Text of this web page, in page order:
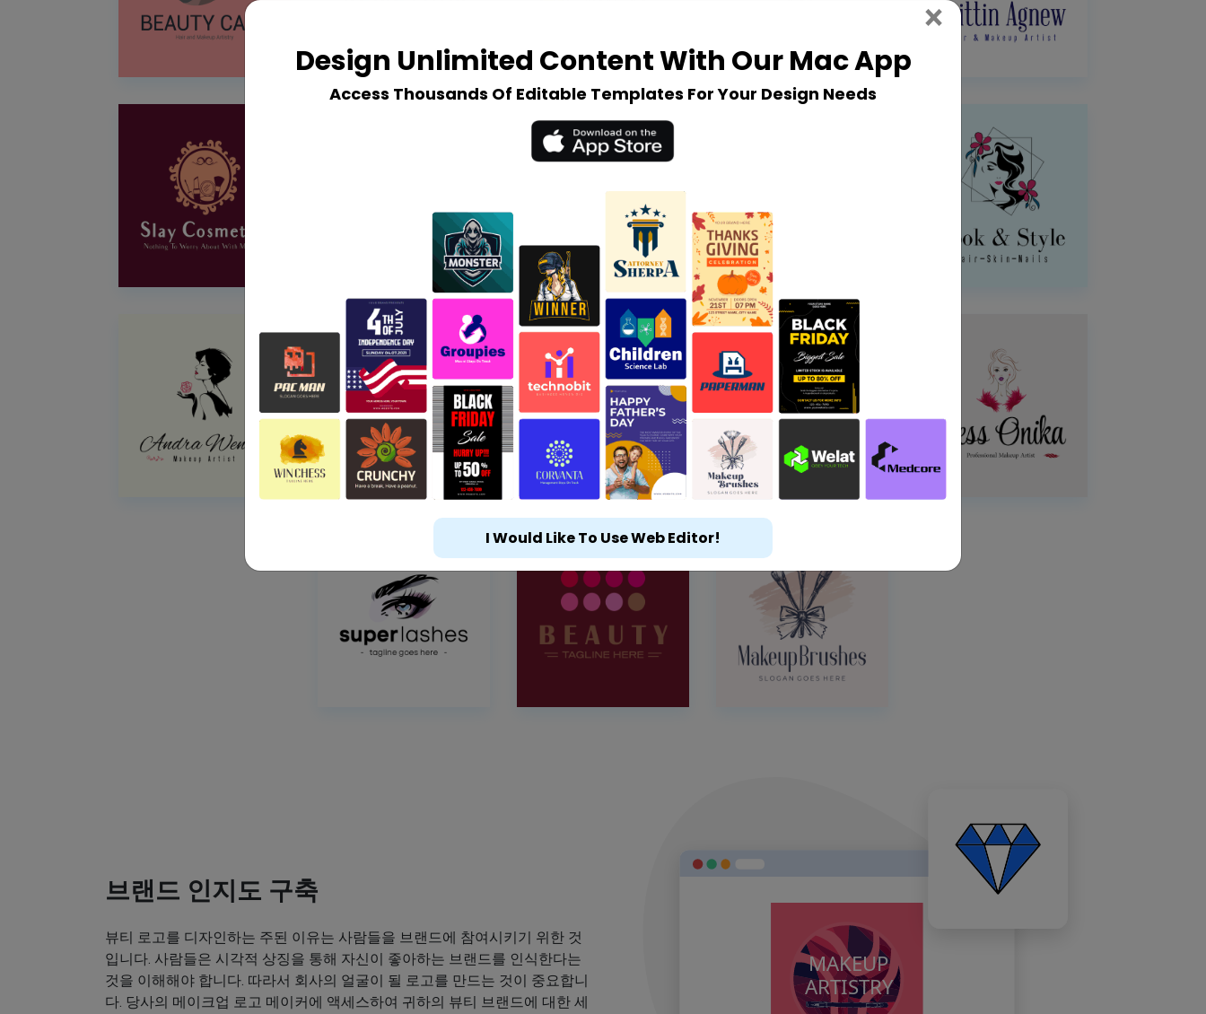
브랜드 인지도 구축
뷰티 로고를 디자인하는 주된 이유는 사람들을 브랜드에 참여시키기 위한 것
입니다. 사람들은 시각적 상징을 통해 자신이 좋아하는 브랜드를 인식한다는
것을 이해해야 합니다. 따라서 회사의 얼굴이 될 로고를 만드는 것이 중요합니
다. 당사의 메이크업 로고 메이커에 액세스하여 귀하의 뷰티 브랜드에 대한 세
Design Unlimited Content With Our Mac App
Access Thousands Of Editable Templates For Your Design Needs
× Close
I Would Like To Use Web Editor!